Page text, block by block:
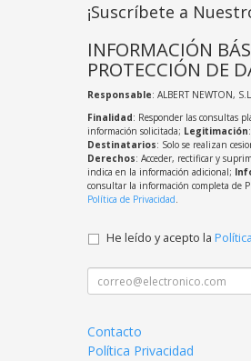
¡Suscríbete a
INFORMACIÓN
PROTECCIÓN DE
Responsable: ALBERT NEWTON,
Finalidad: Responder las consultas
información solicitada; Legitimación
Destinatarios: Solo se realizan
Derechos: Acceder, rectificar y
indica en la información adicional;
consultar la información completa de
Política de Privacidad.
He leído y acepto la
Contacto
Política Privacidad